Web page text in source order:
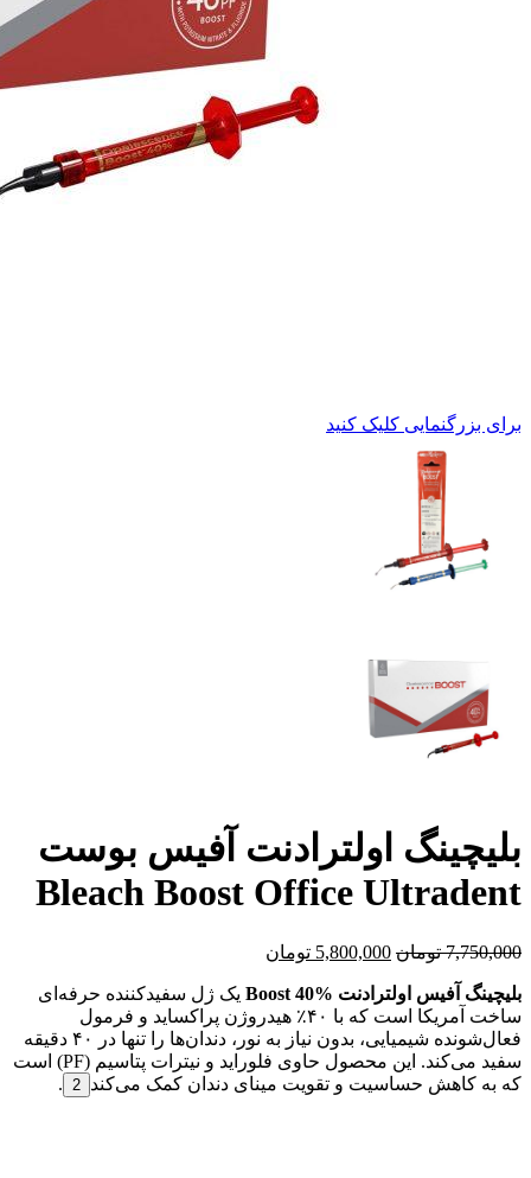
برای بزرگنمایی کلیک کنید
بلیچینگ اولترادنت آفیس بوست
Bleach Boost Office Ultradent
7,750,000 تومان 5,800,000 تومان
بلیچینگ آفیس اولترادنت Boost 40%
یک ژل سفیدکننده حرفه‌ای
ساخت آمریکا است که با ۴۰٪ هیدروژن پراکساید و فرمول
فعال‌شونده شیمیایی، بدون نیاز به نور، دندان‌ها را تنها در ۴۰ دقیقه
سفید می‌کند. این محصول حاوی فلوراید و نیترات پتاسیم (PF) است
که به کاهش حساسیت و تقویت مینای دندان کمک می‌کند 2
.